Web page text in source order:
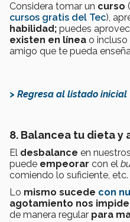
Considera tomar un curso
cursos gratis del Tec),
habilidad; puedes
existen en línea o incluso
amigo que te pueda
> Regresa al listado inicial
8. Balancea tu dieta y
El desbalance en nuestros
puede empeorar con el
comiendo lo suficiente, etc.
Lo mismo sucede con
agotamiento nos
de manera regular para